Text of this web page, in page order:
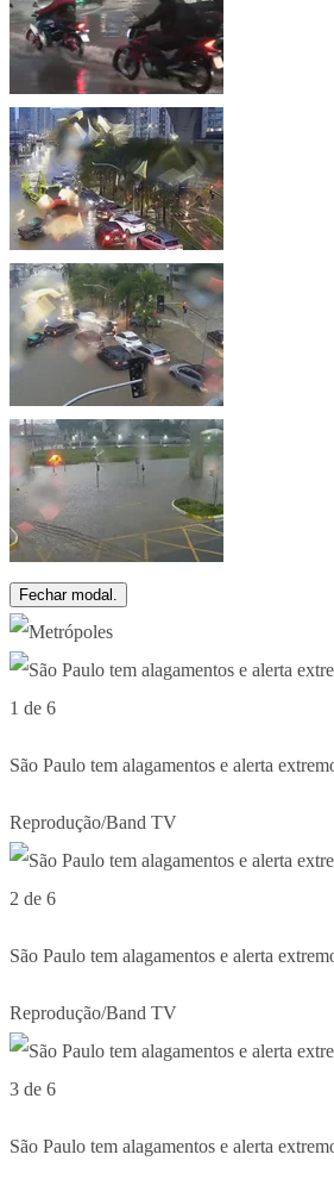
Fechar modal.
1 de 6
São Paulo tem alagamentos e alerta
Reprodução/Band TV
2 de 6
São Paulo tem alagamentos e alerta
Reprodução/Band TV
3 de 6
São Paulo tem alagamentos e alerta